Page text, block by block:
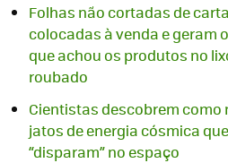
Folhas não cortadas de
colocadas à venda e geram
que achou os produtos no
roubado
Cientistas descobrem como
jatos de energia cósmica
“disparam” no espaço